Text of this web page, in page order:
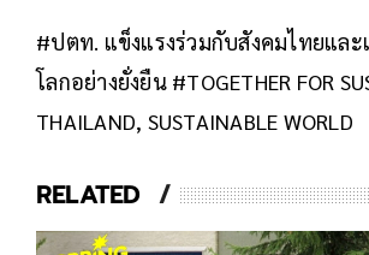
#ปตท. แข็งแรงร่วมกับสังคมไทยและ
โลกอย่างยั่งยืน #TOGETHER FOR
THAILAND, SUSTAINABLE WORLD
RELATED